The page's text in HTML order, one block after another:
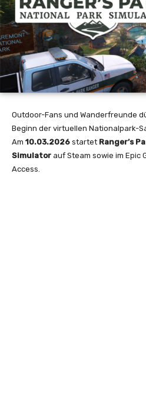
Outdoor-Fans und Wanderfreunde
Beginn der virtuellen Nationalpark-
Am 10.03.2026 startet Ranger’s
Simulator auf Steam sowie im Epic
Access.